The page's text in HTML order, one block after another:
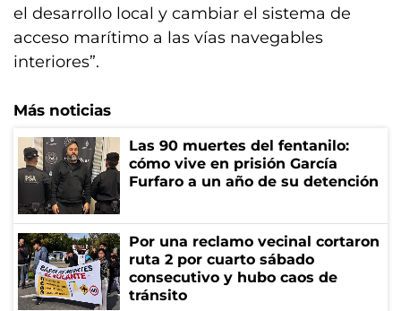
el desarrollo local y cambiar el sistema de
acceso marítimo a las vías navegables
interiores”.
Más noticias
Las 90 muertes del fentanilo:
cómo vive en prisión García
Furfaro a un año de su detención
Por una reclamo vecinal cortaron
ruta 2 por cuarto sábado
consecutivo y hubo caos de
tránsito